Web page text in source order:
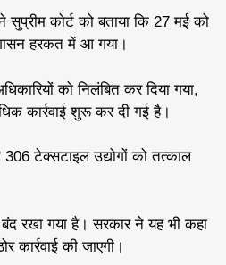
कोर्ट को बताया कि 27 मई को
हरकत में आ गया।
को निलंबित कर दिया गया,
कार्रवाई शुरू कर दी गई है।
टेक्सटाइल उद्योगों को तत्काल
बंद रखा गया है। सरकार ने यह भी कहा
कार्रवाई की जाएगी।